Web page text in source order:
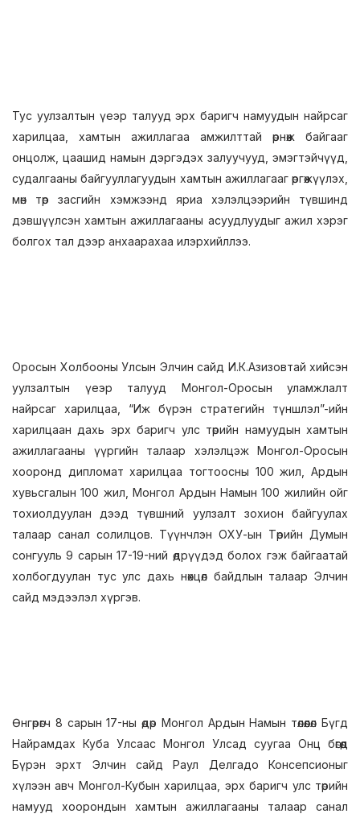
Тус уулзалтын үеэр талууд эрх баригч намуудын найрсаг
харилцаа, хамтын ажиллагаа амжилттай өрнөж байгааг
онцолж, цаашид намын дэргэдэх залуучууд, эмэгтэйчүүд,
судалгааны байгууллагуудын хамтын ажиллагааг өргөжүүлэх,
мөн төр засгийн хэмжээнд яриа хэлэлцээрийн түвшинд
дэвшүүлсэн хамтын ажиллагааны асуудлуудыг ажил хэрэг
болгох тал дээр анхаарахаа илэрхийллээ.
Оросын Холбооны Улсын Элчин сайд И.К.Азизовтай хийсэн
уулзалтын үеэр талууд Монгол-Оросын уламжлалт
найрсаг харилцаа, “Иж бүрэн стратегийн түншлэл”-ийн
харилцаан дахь эрх баригч улс төрийн намуудын хамтын
ажиллагааны үүргийн талаар хэлэлцэж Монгол-Оросын
хооронд дипломат харилцаа тогтоосны 100 жил, Ардын
хувьсгалын 100 жил, Монгол Ардын Намын 100 жилийн ойг
тохиолдуулан дээд түвшний уулзалт зохион байгуулах
талаар санал солилцов. Түүнчлэн ОХУ-ын Төрийн Думын
сонгууль 9 сарын 17-19-ний өдрүүдэд болох гэж байгаатай
холбогдуулан тус улс дахь нөхцөл байдлын талаар Элчин
сайд мэдээлэл хүргэв.
Өнгөрөгч 8 сарын 17-ны өдөр Монгол Ардын Намын төлөөлөл Бүгд
Найрамдах Куба Улсаас Монгол Улсад суугаа Онц бөгөөд
Бүрэн эрхт Элчин сайд Раул Делгадо Консепсионыг
хүлээн авч Монгол-Кубын харилцаа, эрх баригч улс төрийн
намууд хоорондын хамтын ажиллагааны талаар санал